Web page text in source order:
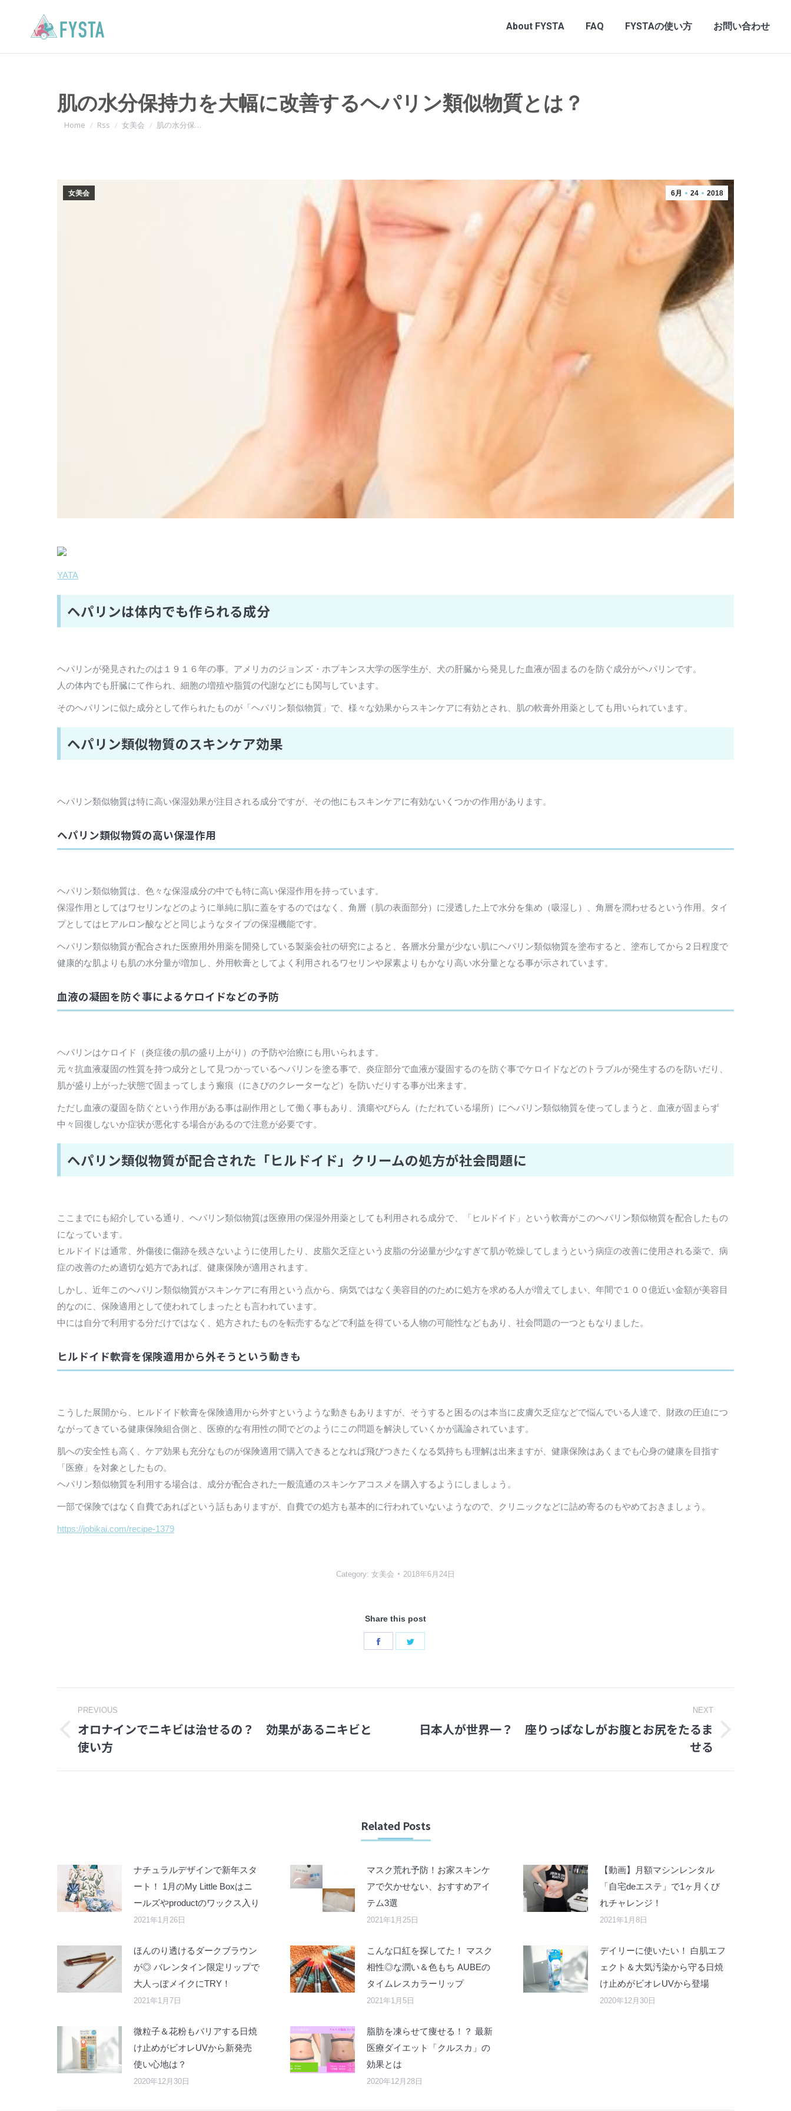
About FYSTA FAQ FYSTAの使い方 お問い合わせ
肌の水分保持力を大幅に改善するヘパリン類似物質とは？
You are here:
Home Rss 女美会 肌の水分保…
6月 24 2018
女美会
YATA
ヘパリンは体内でも作られる成分
ヘパリンが発見されたのは１９１６年の事。アメリカのジョンズ・ホプキンス大学の医学生が、犬の肝臓から発見した血液が固まるのを防ぐ成分がヘパリンです。
人の体内でも肝臓にて作られ、細胞の増殖や脂質の代謝などにも関与しています。
そのヘパリンに似た成分として作られたものが「ヘパリン類似物質」で、様々な効果からスキンケアに有効とされ、肌の軟膏外用薬としても用いられています。
ヘパリン類似物質のスキンケア効果
ヘパリン類似物質は特に高い保湿効果が注目される成分ですが、その他にもスキンケアに有効ないくつかの作用があります。
ヘパリン類似物質の高い保湿作用
ヘパリン類似物質は、色々な保湿成分の中でも特に高い保湿作用を持っています。
保湿作用としてはワセリンなどのように単純に肌に蓋をするのではなく、角層（肌の表面部分）に浸透した上で水分を集め（吸湿し）、角層を潤わせるという作用。タイ
プとしてはヒアルロン酸などと同じようなタイプの保湿機能です。
ヘパリン類似物質が配合された医療用外用薬を開発している製薬会社の研究によると、各層水分量が少ない肌にヘパリン類似物質を塗布すると、塗布してから２日程度で
健康的な肌よりも肌の水分量が増加し、外用軟膏としてよく利用されるワセリンや尿素よりもかなり高い水分量となる事が示されています。
血液の凝固を防ぐ事によるケロイドなどの予防
ヘパリンはケロイド（炎症後の肌の盛り上がり）の予防や治療にも用いられます。
元々抗血液凝固の性質を持つ成分として見つかっているヘパリンを塗る事で、炎症部分で血液が凝固するのを防ぐ事でケロイドなどのトラブルが発生するのを防いだり、
肌が盛り上がった状態で固まってしまう瘢痕（にきびのクレーターなど）を防いだりする事が出来ます。
ただし血液の凝固を防ぐという作用がある事は副作用として働く事もあり、潰瘍やびらん（ただれている場所）にヘパリン類似物質を使ってしまうと、血液が固まらず
中々回復しないか症状が悪化する場合があるので注意が必要です。
ヘパリン類似物質が配合された「ヒルドイド」クリームの処方が社会問題に
ここまでにも紹介している通り、ヘパリン類似物質は医療用の保湿外用薬としても利用される成分で、「ヒルドイド」という軟膏がこのヘパリン類似物質を配合したもの
になっています。
ヒルドイドは通常、外傷後に傷跡を残さないように使用したり、皮脂欠乏症という皮脂の分泌量が少なすぎて肌が乾燥してしまうという病症の改善に使用される薬で、病
症の改善のため適切な処方であれば、健康保険が適用されます。
しかし、近年このヘパリン類似物質がスキンケアに有用という点から、病気ではなく美容目的のために処方を求める人が増えてしまい、年間で１００億近い金額が美容目
的なのに、保険適用として使われてしまったとも言われています。
中には自分で利用する分だけではなく、処方されたものを転売するなどで利益を得ている人物の可能性などもあり、社会問題の一つともなりました。
ヒルドイド軟膏を保険適用から外そうという動きも
こうした展開から、ヒルドイド軟膏を保険適用から外すというような動きもありますが、そうすると困るのは本当に皮膚欠乏症などで悩んでいる人達で、財政の圧迫につ
ながってきている健康保険組合側と、医療的な有用性の間でどのようにこの問題を解決していくかが議論されています。
肌への安全性も高く、ケア効果も充分なものが保険適用で購入できるとなれば飛びつきたくなる気持ちも理解は出来ますが、健康保険はあくまでも心身の健康を目指す
「医療」を対象としたもの。
ヘパリン類似物質を利用する場合は、成分が配合された一般流通のスキンケアコスメを購入するようにしましょう。
一部で保険ではなく自費であればという話もありますが、自費での処方も基本的に行われていないようなので、クリニックなどに詰め寄るのもやめておきましょう。
https://jobikai.com/recipe-1379
Category: 女美会 2018年6月24日
Share this post
Share
Post
navigation
PREVIOUS
Previous
post:
オロナインでニキビは治せるの？ 効果があるニキビと
使い方
NEXT
Next
日本人が世界一？ 座りっぱなしがお腹とお尻をたるま
せる
Related Posts
ナチュラルデザインで新年スタ
ート！ 1月のMy Little Boxはニ
ールズやproductのワックス入り
2021年1月26日
マスク荒れ予防！お家スキンケ
アで欠かせない、おすすめアイ
テム3選
2021年1月25日
【動画】月額マシンレンタル
「自宅deエステ」で1ヶ月くび
れチャレンジ！
2021年1月8日
ほんのり透けるダークブラウン
が◎ バレンタイン限定リップで
大人っぽメイクにTRY！
2021年1月7日
こんな口紅を探してた！ マスク
相性◎な潤い＆色もち AUBEの
タイムレスカラーリップ
2021年1月5日
デイリーに使いたい！ 白肌エフ
ェクト＆大気汚染から守る日焼
け止めがビオレUVから登場
2020年12月30日
微粒子＆花粉もバリアする日焼
け止めがビオレUVから新発売
使い心地は？
2020年12月30日
脂肪を凍らせて痩せる！？ 最新
医療ダイエット「クルスカ」の
効果とは
2020年12月28日